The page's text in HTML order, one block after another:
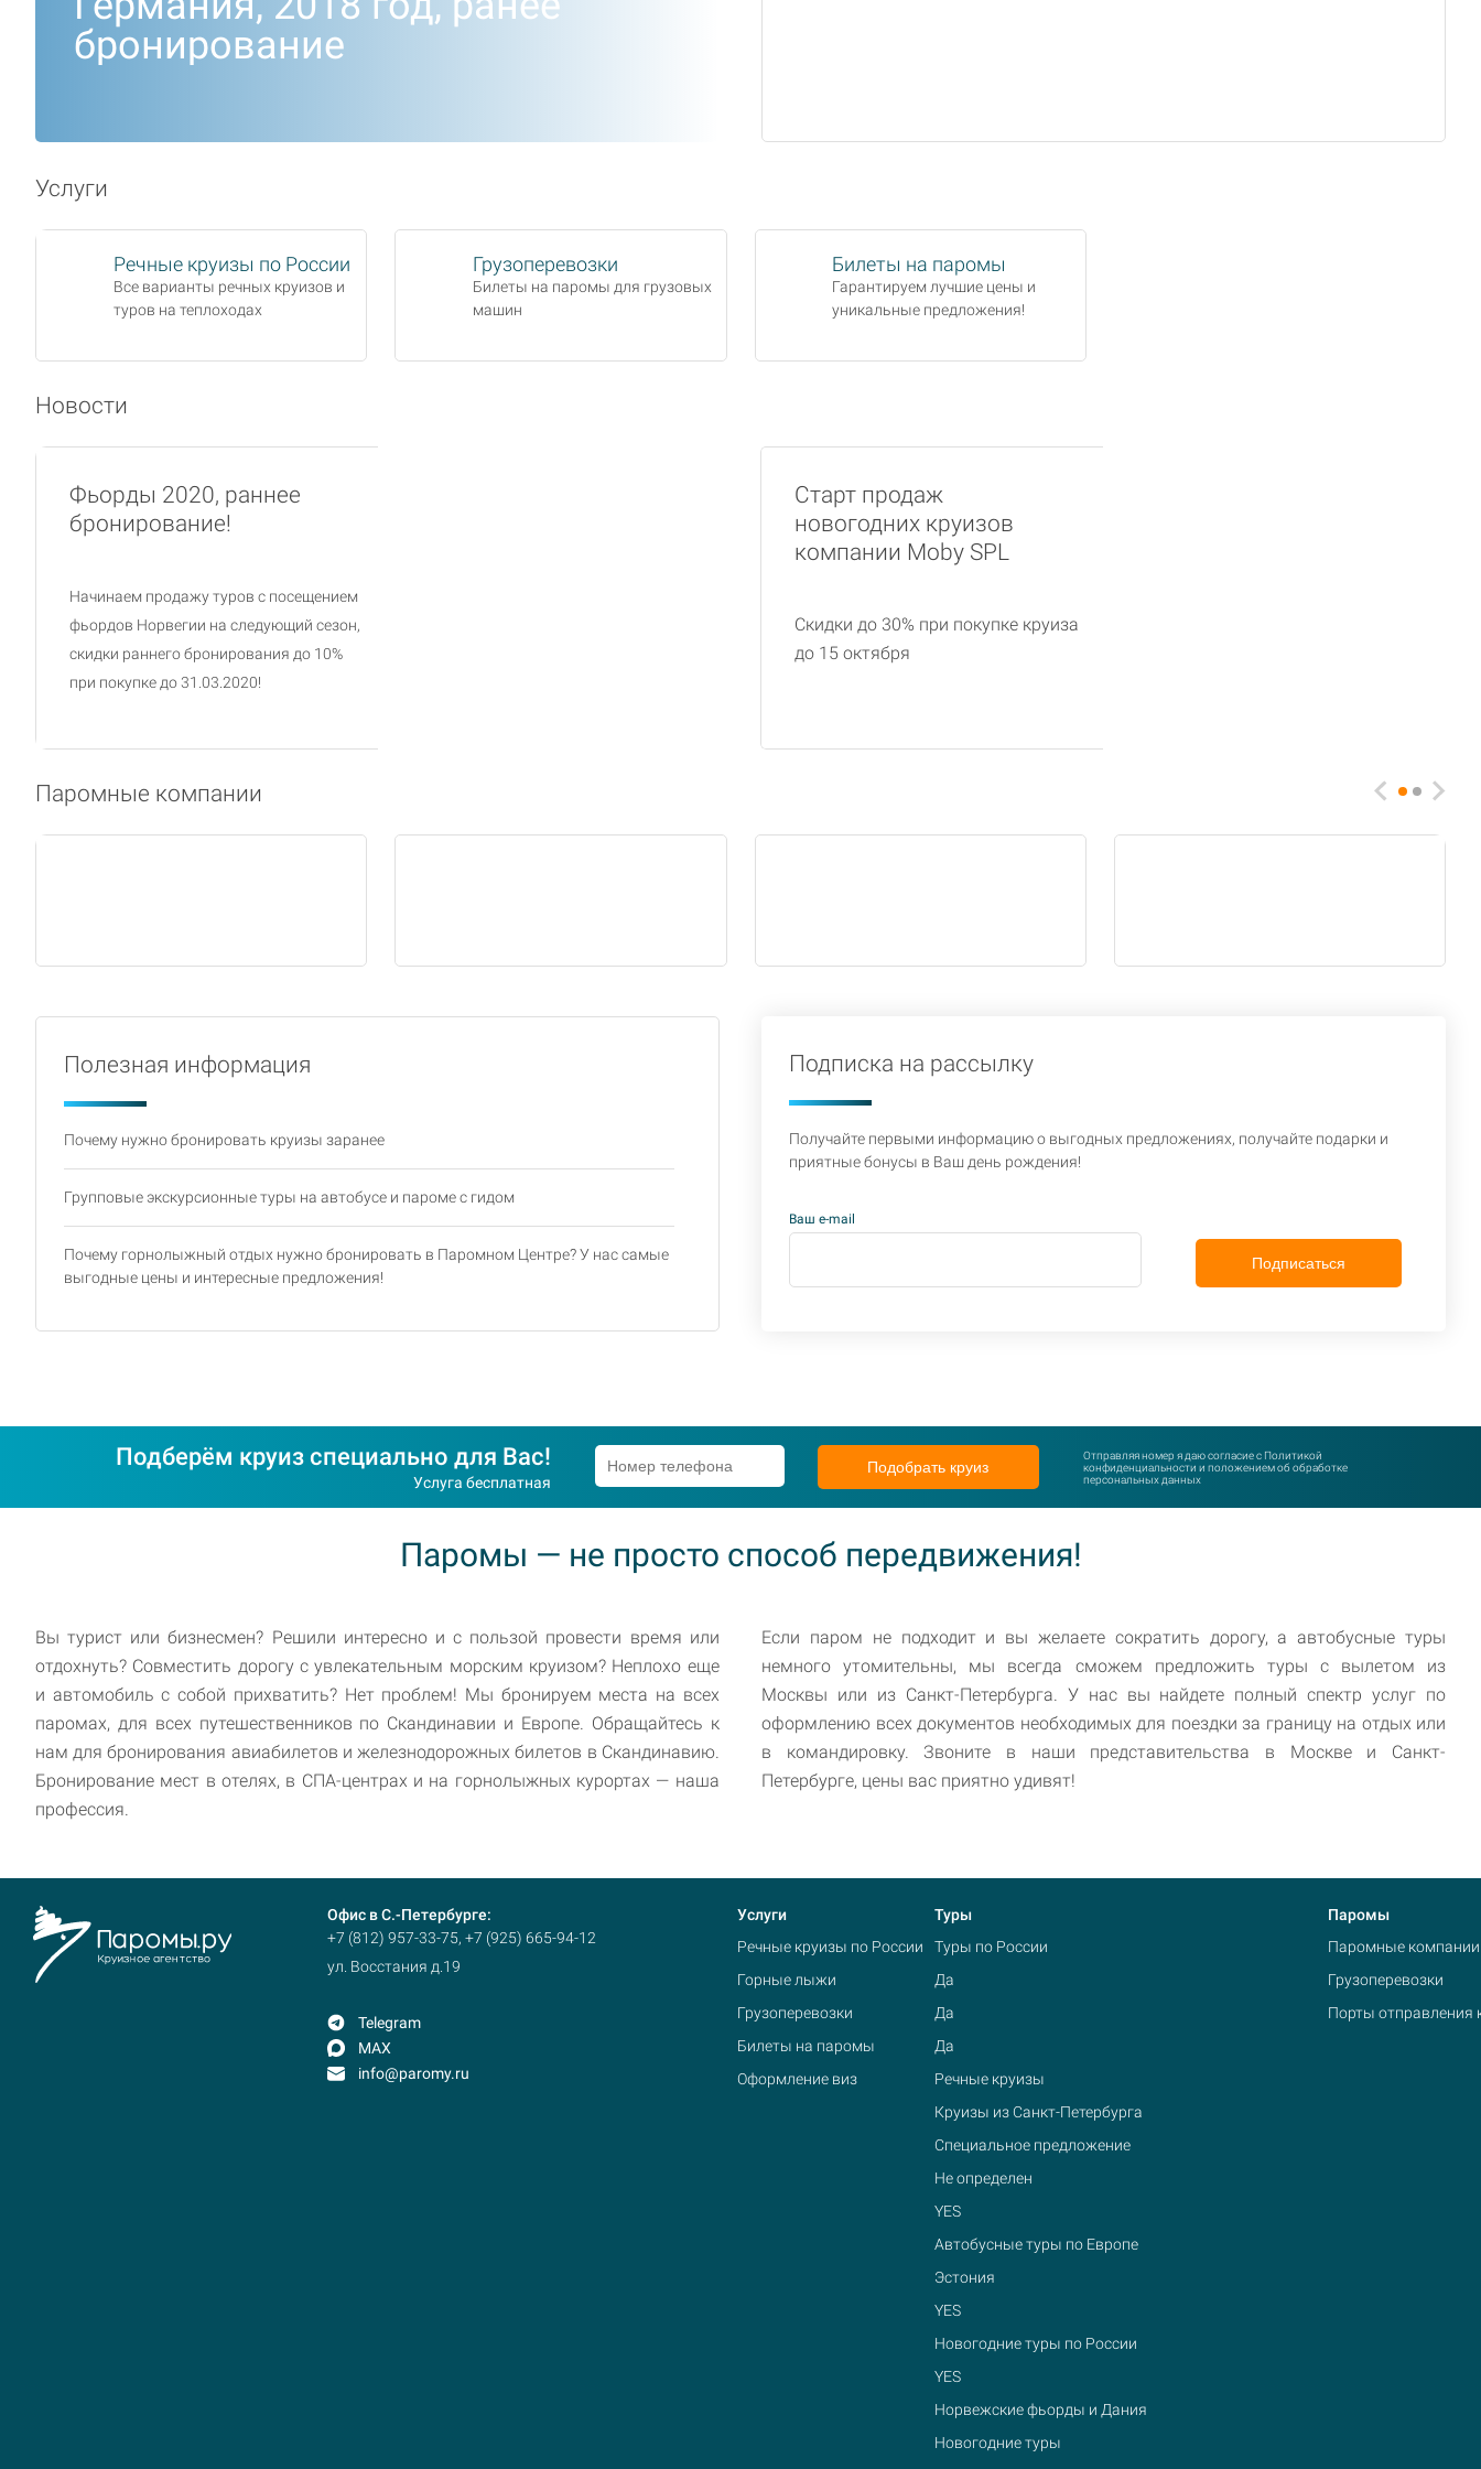
бронирование
Услуги
Речные круизы по России
Все варианты речных круизов и
туров на теплоходах
Грузоперевозки
Билеты на паромы для грузовых
машин
Билеты на паромы
Гарантируем лучшие цены и
уникальные предложения!
Новости
Фьорды 2020, раннее
бронирование!
Начинаем продажу туров с посещением
фьордов Норвегии на следующий сезон,
скидки раннего бронирования до 10%
при покупке до 31.03.2020!
Старт продаж
новогодних круизов
компании Moby SPL
Скидки до 30% при покупке круиза
до 15 октября
Паромные компании
Полезная информация
Почему нужно бронировать круизы заранее
Групповые экскурсионные туры на автобусе и пароме с гидом
Почему горнолыжный отдых нужно бронировать в Паромном Центре? У нас самые
выгодные цены и интересные предложения!
Подписка на рассылку
Получайте первыми информацию о выгодных предложениях, получайте подарки и
приятные бонусы в Ваш день рождения!
Ваш e-mail
Подписаться
Подберём круиз специально для Вас!
Услуга бесплатная
Подобрать круиз
Отправляя номер я даю согласие с Политикой
конфиденциальности и положением об обработке
персональных данных
Паромы — не просто способ передвижения!
Вы турист или бизнесмен? Решили интересно и с пользой провести время или
отдохнуть? Совместить дорогу с увлекательным морским круизом? Неплохо еще
и автомобиль с собой прихватить? Нет проблем! Мы бронируем места на всех
паромах, для всех путешественников по Скандинавии и Европе. Обращайтесь к
нам для бронирования авиабилетов и железнодорожных билетов в Скандинавию.
Бронирование мест в отелях, в СПА-центрах и на горнолыжных курортах — наша
профессия.
Если паром не подходит и вы желаете сократить дорогу, а автобусные туры
немного утомительны, мы всегда сможем предложить туры с вылетом из
Москвы или из Санкт-Петербурга. У нас вы найдете полный спектр услуг по
оформлению всех документов необходимых для поездки за границу на отдых или
в командировку. Звоните в наши представительства в Москве и Санкт-
Петербурге, цены вас приятно удивят!
Офис в С.-Петербурге:
+7 (812) 957-33-75, +7 (925) 665-94-12
ул. Восстания д.19
Telegram
MAX
info@paromy.ru
Услуги
Речные круизы по России
Горные лыжи
Грузоперевозки
Билеты на паромы
Оформление виз
Туры
Туры по России
Да
Да
Да
Речные круизы
Круизы из Санкт-Петербурга
Специальное предложение
Не определен
YES
Автобусные туры по Европе
Эстония
YES
Новогодние туры по России
YES
Норвежские фьорды и Дания
Новогодние туры
Паромы
Паромные компании
Грузоперевозки
Порты отправления